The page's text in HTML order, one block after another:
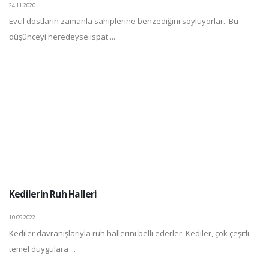
24.11.2020
Evcil dostların zamanla sahiplerine benzediğini söylüyorlar.. Bu
düşünceyi neredeyse ispat ...
Kedilerin Ruh Halleri
10.09.2022
Kediler davranışlarıyla ruh hallerini belli ederler. Kediler, çok çeşitli
temel duygulara ...